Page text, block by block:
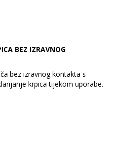
BEZ IZRAVNOG
bez izravnog kontakta s
krpica tijekom uporabe.